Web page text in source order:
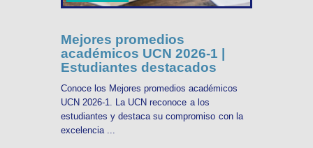
Mejores promedios
académicos UCN 2026-1 |
Estudiantes destacados
Conoce los Mejores promedios académicos
UCN 2026-1. La UCN reconoce a los
estudiantes y destaca su compromiso con la
excelencia ...